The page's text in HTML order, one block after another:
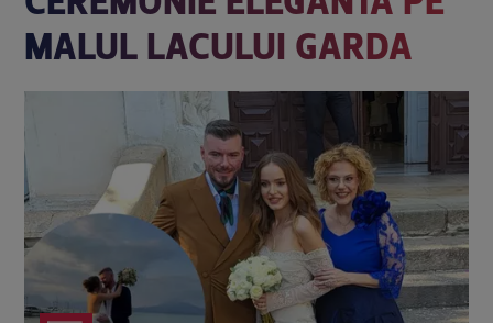
MALUL LACULUI GARDA